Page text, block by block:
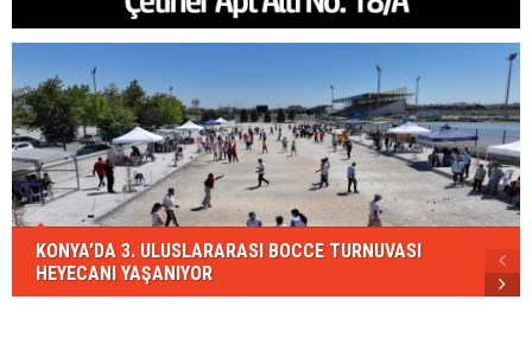
KONYA’DA 3. ULUSLARARASI BOCCE TURNUVASI
HEYECANI YAŞANIYOR